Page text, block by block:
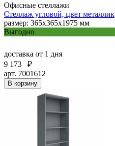
Офисные стеллажи
Стеллаж угловой, цвет металлик
размер: 365х365х1975 мм
Выгодно
доставка от 1 дня
9 173
₽
арт. 7001612
В корзину